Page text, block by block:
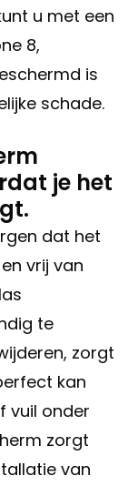
u met een
8,
is
schade.
je het
dat het
vrij van
te
zorgt
kan
vuil onder
zorgt
van